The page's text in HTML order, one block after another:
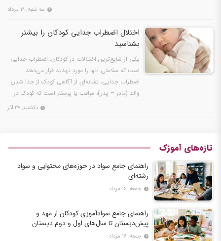
سه شنبه, ۱۹ مرداد
اختلال اضطراب جدایی کودکان را بیشتر
بشناسید
یکی از شایع‌ترین اختلالات در کودکان، اضطراب جدایی
است که سلامتی آنها را مورد تهدید قرار می‌دهد.
اضطراب جدایی، نشانه‌ای از آگاهی کودک از جدا شدن
والد (مادر – پدر)، مراقب یا پرستار است که کودک در
یکشنبه, ۲۴ آذر
تازه‌های آموزک
راهنمای جامع سواد در حوزه‌های محتوایی و سواد
رشته‌ای
جمعه, ۱۶ مرداد
راهنمای جامع سوادآموزی کودکان از مهد و
پیش‌دبستان تا سال‌های اول و دوم دبستان
جمعه, ۱۶ مرداد